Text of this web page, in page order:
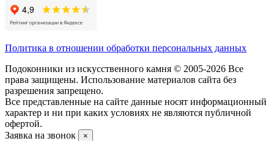
Политика в отношении обработки персональных данных
Подоконники из искусственного камня © 2005-2026 Все
права защищены. Использование материалов сайта без
разрешения запрещено.
Все представленные на сайте данные носят информационный
характер и ни при каких условиях не являются публичной
офертой.
Заявка на звонок
×